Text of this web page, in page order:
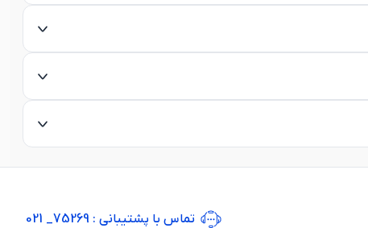
تماس با پشتیبانی : 75269_ 021